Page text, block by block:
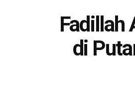
Fadillah
di